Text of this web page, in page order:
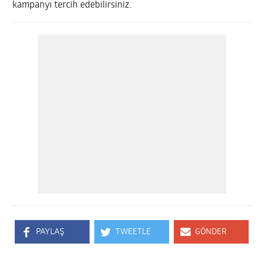
kampanyı tercih edebilirsiniz.
PAYLAŞ TWEETLE GÖNDER